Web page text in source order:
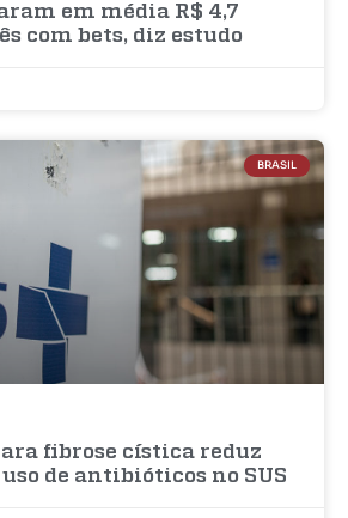
em média R$ 4,7
com bets, diz estudo
BRASIL
fibrose cística reduz
de antibióticos no SUS